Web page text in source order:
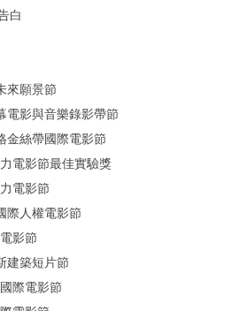
白
來願景節
電影與音樂錄影帶節
金絲帶國際電影節
電影節最佳實驗獎
電影節
際人權電影節
影節
建築短片節
際電影節